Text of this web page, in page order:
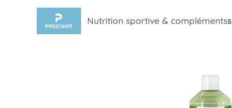
Nutrition sportive & complémentss